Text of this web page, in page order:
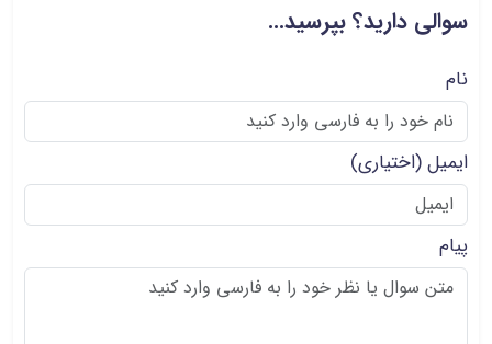
سوالی دارید؟ بپرسید...
نام
ایمیل(اختیاری)
پیام